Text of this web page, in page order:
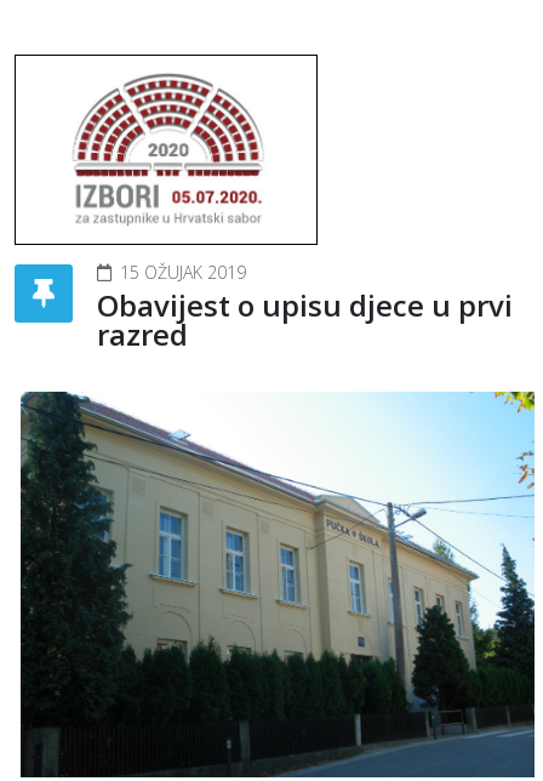
15 OŽUJAK 2019
Obavijest o upisu djece u prvi
razred